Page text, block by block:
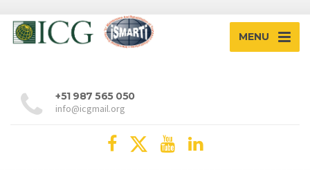
MENU
+51 987 565 050
info@icgmail.org